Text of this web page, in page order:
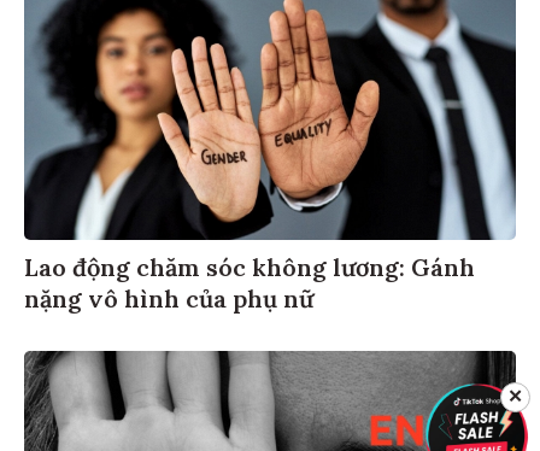
Lao động chăm sóc không lương: Gánh
nặng vô hình của phụ nữ
✕